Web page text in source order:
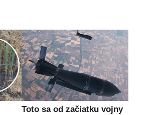
Toto sa od začiatku vojny